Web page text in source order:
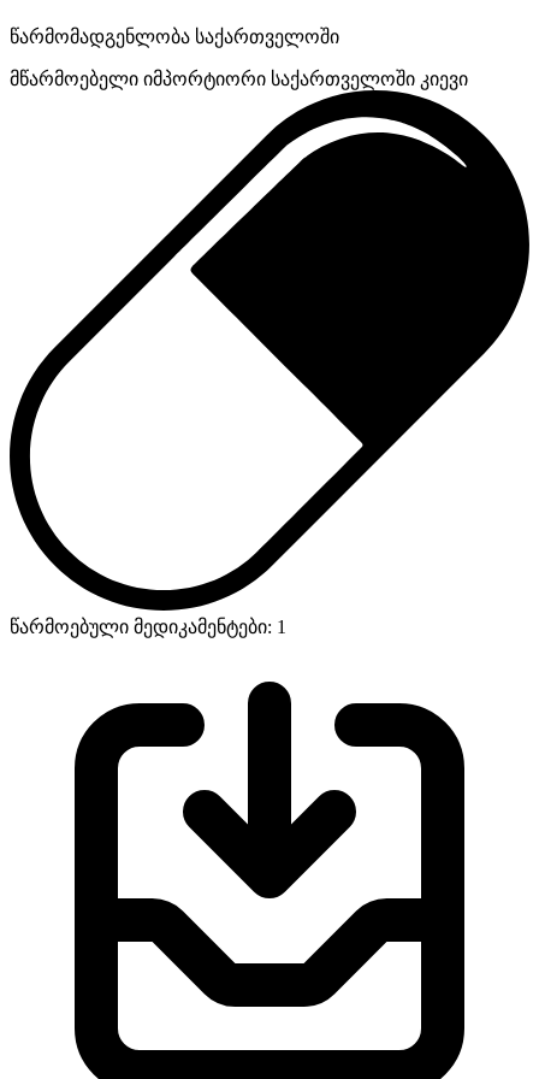
წარმომადგენლობა საქართველოში
მწარმოებელი იმპორტიორი საქართველოში კიევი
წარმოებული მედიკამენტები: 1